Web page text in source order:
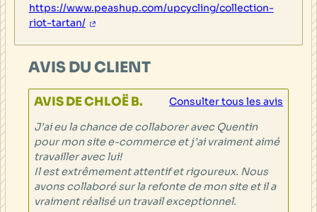
https://www.peashup.com/upcycling/collection-
riot-tartan/
AVIS DU CLIENT
AVIS DE CHLOË B.
Consulter tous les avis
J’ai eu la chance de collaborer avec Quentin
pour mon site e-commerce et j’ai vraiment aimé
travailler avec lui!
Il est extrêmement attentif et rigoureux. Nous
avons collaboré sur la refonte de mon site et il a
vraiment réalisé un travail exceptionnel.